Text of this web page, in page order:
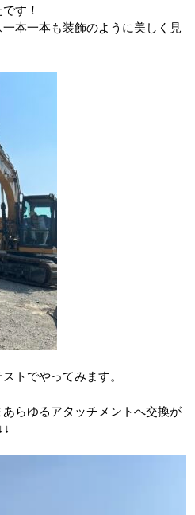
す！
本一本も装飾のように美しく見
トでやってみます。
らゆるアタッチメントへ交換が